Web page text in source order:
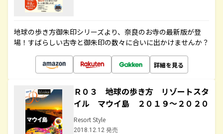
地球の歩き方御朱印シリーズより、奈良のお寺の最新版が登
場！すばらしい古寺と御朱印の数々に合いに出かけませんか？
詳細を見る
Ｒ０３ 地球の歩き方 リゾートスタ
イル マウイ島 ２０１９～２０２０
Resort Style
2018.12.12 発売